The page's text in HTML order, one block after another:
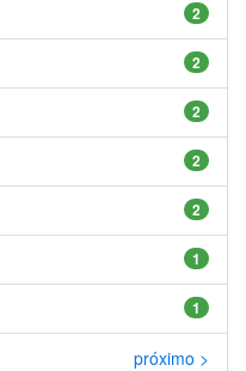
2
2
2
2
2
1
1
próximo >